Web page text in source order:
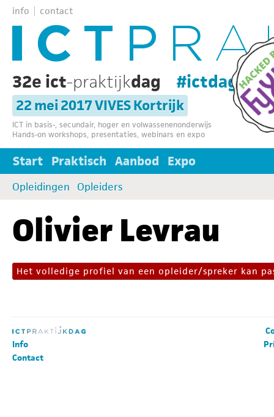
info contact
32e ict-praktijkdag #ictdag32
22 mei 2017 VIVES Kortrijk
ICT in basis-, secundair, hoger en volwassenenonderwijs
Hands-on workshops, presentaties, webinars en expo
Start Praktisch Aanbod Expo
Opleidingen Opleiders
Olivier Levrau
Het volledige profiel van een opleider/spreker kan
Info
Contact